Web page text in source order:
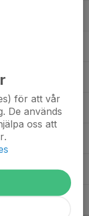
för att vår
De används
oss att